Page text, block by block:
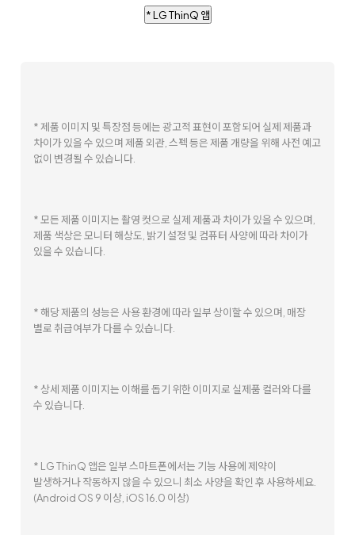
* LG ThinQ 앱
* 제품 이미지 및 특장점 등에는 광고적 표현이 포함되어 실제 제품과
차이가 있을 수 있으며 제품 외관, 스펙 등은 제품 개량을 위해 사전 예고
없이 변경될 수 있습니다.
* 모든 제품 이미지는 촬영 컷으로 실제 제품과 차이가 있을 수 있으며,
제품 색상은 모니터 해상도, 밝기 설정 및 컴퓨터 사양에 따라 차이가
있을 수 있습니다.
* 해당 제품의 성능은 사용 환경에 따라 일부 상이할 수 있으며, 매장
별로 취급여부가 다를 수 있습니다.
* 상세 제품 이미지는 이해를 돕기 위한 이미지로 실제품 컬러와 다를
수 있습니다.
* LG ThinQ 앱은 일부 스마트폰에서는 기능 사용에 제약이
발생하거나 작동하지 않을 수 있으니 최소 사양을 확인 후 사용하세요.
(Android OS 9 이상, iOS 16.0 이상)